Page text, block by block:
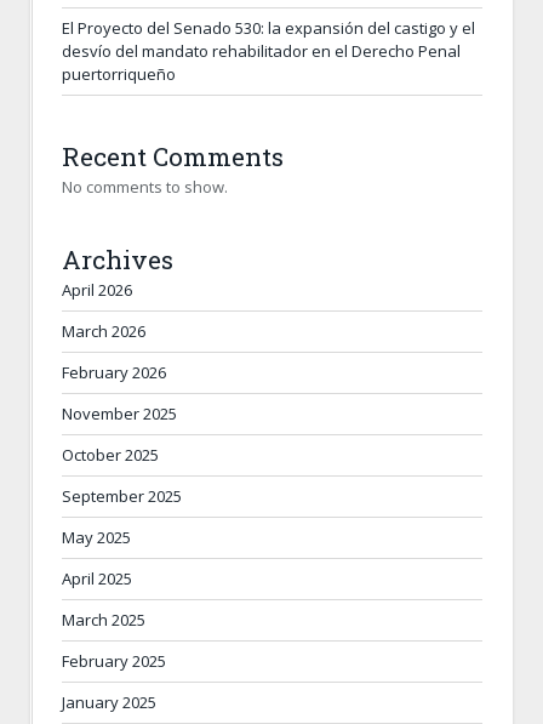
El Proyecto del Senado 530: la expansión del castigo y el
desvío del mandato rehabilitador en el Derecho Penal
puertorriqueño
Recent Comments
No comments to show.
Archives
April 2026
March 2026
February 2026
November 2025
October 2025
September 2025
May 2025
April 2025
March 2025
February 2025
January 2025